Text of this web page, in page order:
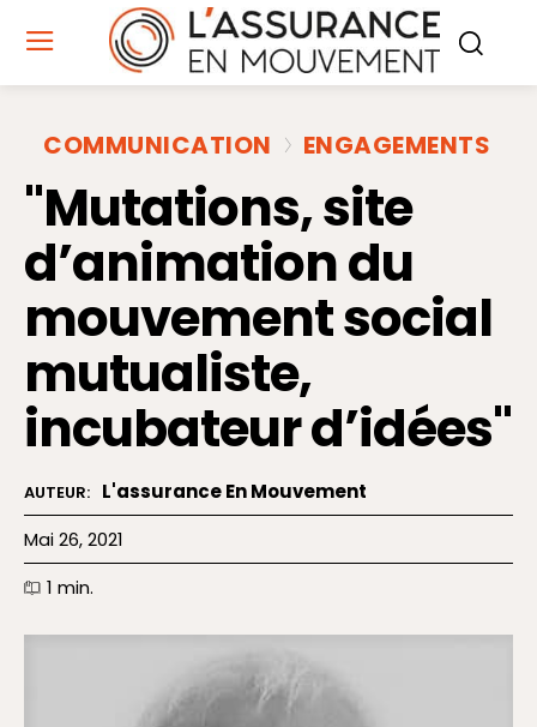
COMMUNICATION ENGAGEMENTS
"Mutations, site
d’animation du
mouvement social
mutualiste,
incubateur d’idées"
AUTEUR: L'assurance En Mouvement
Mai 26, 2021
1 min.